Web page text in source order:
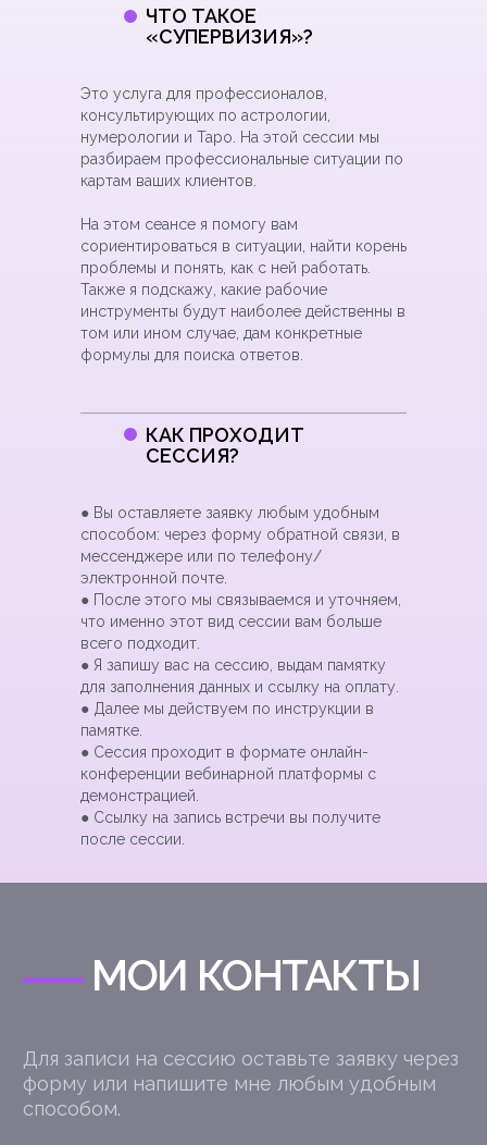
КАК ПРОХОДИТ
СЕССИЯ?
На этом сеансе я помогу вам
сориентироваться в ситуации, найти корень
проблемы и понять, как с ней работать.
Также я подскажу, какие рабочие
инструменты будут наиболее действенны в
том или ином случае, дам конкретные
формулы для поиска ответов.
Это услуга для профессионалов,
консультирующих по астрологии,
нумерологии и Таро. На этой сессии мы
разбираем профессиональные ситуации по
картам ваших клиентов.
● Вы оставляете заявку любым удобным
способом: через форму обратной связи, в
мессенджере или по телефону/
электронной почте.
● После этого мы связываемся и уточняем,
что именно этот вид сессии вам больше
всего подходит.
● Я запишу вас на сессию, выдам памятку
для заполнения данных и ссылку на оплату.
● Далее мы действуем по инструкции в
памятке.
● Сессия проходит в формате онлайн-
конференции вебинарной платформы с
демонстрацией.
● Ссылку на запись встречи вы получите
после сессии.
ЧТО ТАКОЕ
«СУПЕРВИЗИЯ»?
+7
Для записи на сессию оставьте заявку через
форму или напишите мне любым удобным
способом.
Канал в Telegram
Группа ВКонтакте
ЗАПОЛНИТЕ ДАННЫЕ:
Канал в Youtube***